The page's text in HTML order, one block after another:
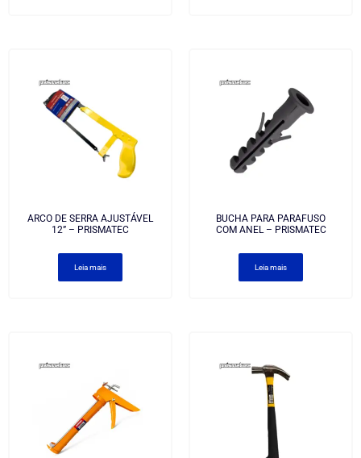
ARCO DE SERRA AJUSTÁVEL
12” – PRISMATEC
Leia mais
BUCHA PARA PARAFUSO
COM ANEL – PRISMATEC
Leia mais